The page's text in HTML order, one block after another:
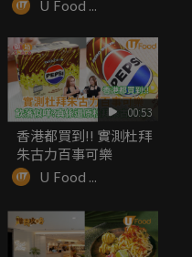
U Food ...
00:53
香港都買到!! 實測杜拜
朱古力百事可樂
U Food ...